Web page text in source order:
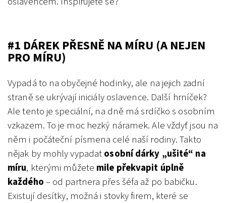
#1 DÁREK PŘESNĚ NA MÍRU (A NEJEN
PRO MÍRU)
Vypadá to na obyčejné hodinky, ale na jejich zadní
straně se ukrývají iniciály oslavence. Další hrníček?
Ale tento je speciální, na dně má srdíčko s osobním
vzkazem. To je moc hezký náramek. Ale vždyť jsou na
něm i počáteční písmena celé naší rodiny. Takto
nějak by mohly vypadatosobní dárky „ušité“ na
míru, kterými můžete mile překvapit úplně
každého– od partnera přes šéfa až po babičku.
Existují desítky, možná i stovky firem, které se